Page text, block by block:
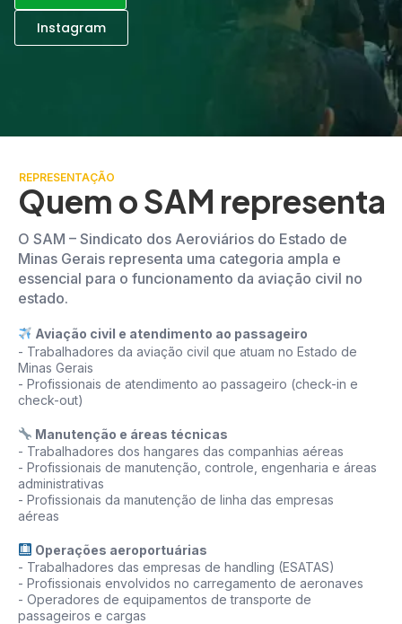
Instagram
REPRESENTAÇÃO
Quem o SAM representa
O SAM – Sindicato dos Aeroviários do Estado de
Minas Gerais representa uma categoria ampla e
essencial para o funcionamento da aviação civil no
estado.
Aviação civil e atendimento ao passageiro
- Trabalhadores da aviação civil que atuam no Estado de
Minas Gerais
- Profissionais de atendimento ao passageiro (check-in e
check-out)
Manutenção e áreas técnicas
- Trabalhadores dos hangares das companhias aéreas
- Profissionais de manutenção, controle, engenharia e áreas
administrativas
- Profissionais da manutenção de linha das empresas
aéreas
Operações aeroportuárias
- Trabalhadores das empresas de handling (ESATAS)
- Profissionais envolvidos no carregamento de aeronaves
- Operadores de equipamentos de transporte de
passageiros e cargas